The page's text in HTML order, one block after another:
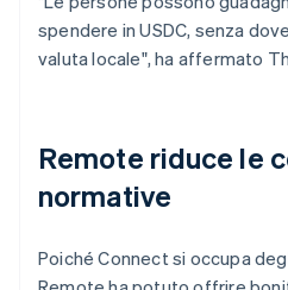
spendere in USDC, senza
valuta locale", ha affermato
Remote riduce le
normative
Poiché Connect si occupa